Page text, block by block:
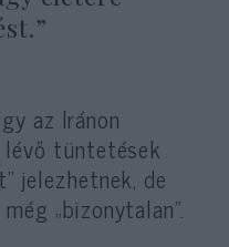
az Iránon
tüntetések
jelezhetnek, de
„bizonytalan”.